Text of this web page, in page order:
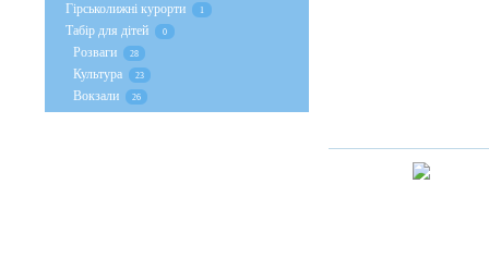
Гірськолижні курорти 1
Табір для дітей 0
Розваги 28
Культура 23
Вокзали 26